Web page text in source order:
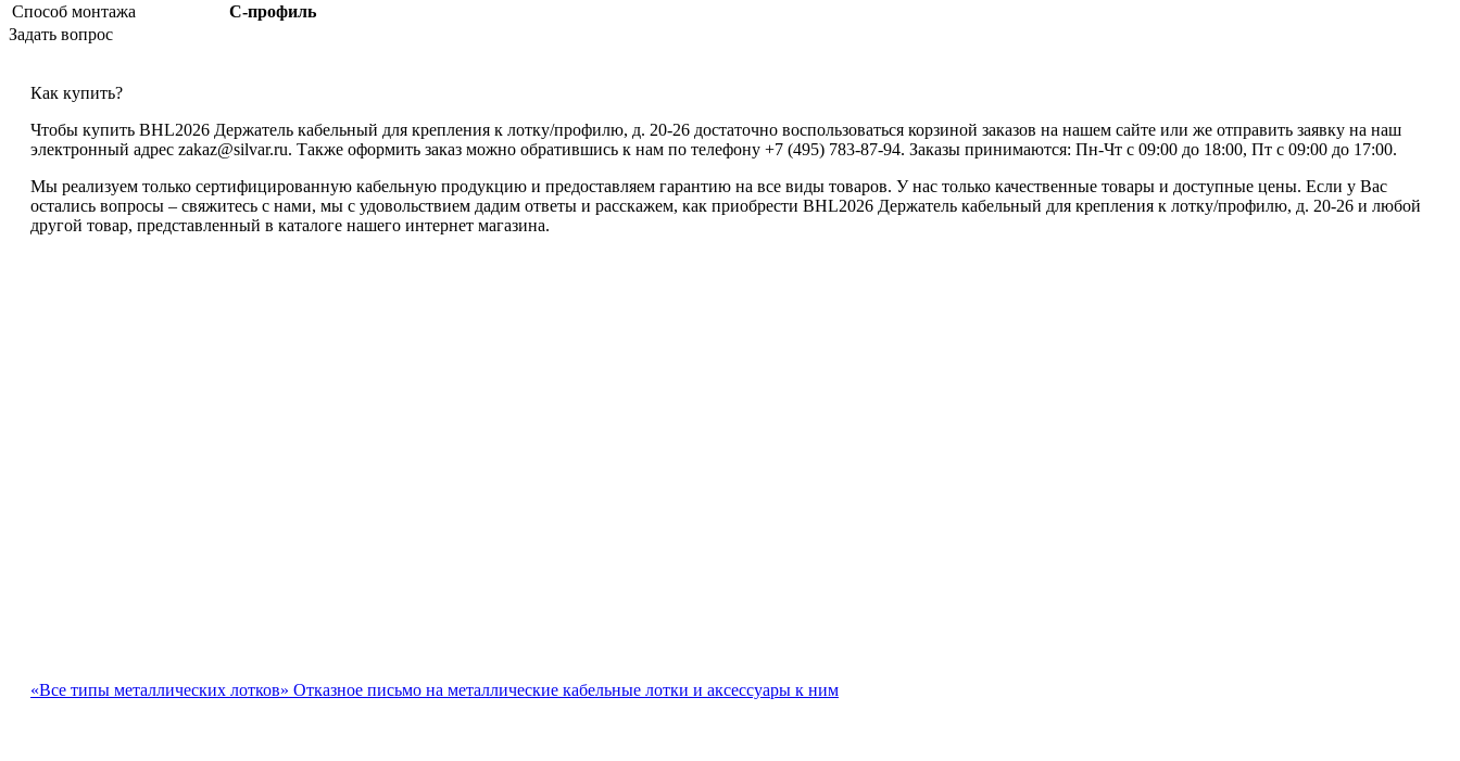
Способ монтажа
С-профиль
Задать вопрос
Как купить?
Чтобы купить BHL2026 Держатель кабельный для крепления к лотку/профилю, д. 20-26 достаточно воспользоваться корзиной заказов на нашем сайте или же отправить заявку на наш
электронный адрес zakaz@silvar.ru. Также оформить заказ можно обратившись к нам по телефону +7 (495) 783-87-94. Заказы принимаются: Пн-Чт с 09:00 до 18:00, Пт с 09:00 до 17:00.
Мы реализуем только сертифицированную кабельную продукцию и предоставляем гарантию на все виды товаров. У нас только качественные товары и доступные цены. Если у Вас
остались вопросы – свяжитесь с нами, мы с удовольствием дадим ответы и расскажем, как приобрести BHL2026 Держатель кабельный для крепления к лотку/профилю, д. 20-26 и любой
другой товар, представленный в каталоге нашего интернет магазина.
«Все типы металлических лотков» Отказное письмо на металлические кабельные лотки и аксессуары к ним